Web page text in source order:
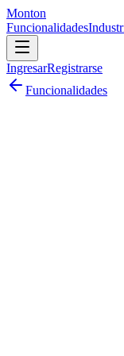
Monton
Funcionalidades
IngresarRegistrarse
Funcionalidades